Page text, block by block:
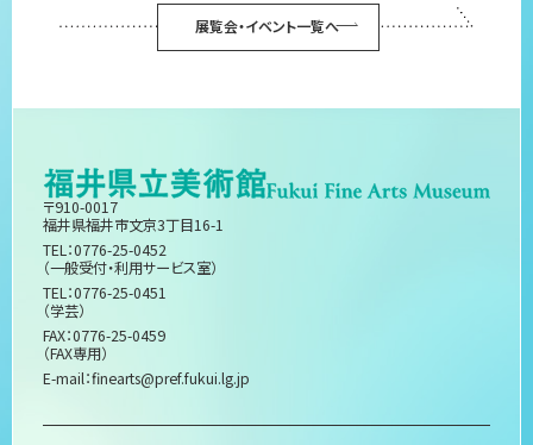
展覧会・イベント一覧へ
〒910-0017
福井県福井市文京3丁目16-1
TEL：0776-25-0452
（一般受付・利用サービス室）
TEL：0776-25-0451
（学芸）
FAX：0776-25-0459
（FAX専用）
E-mail：finearts@pref.fukui.lg.jp